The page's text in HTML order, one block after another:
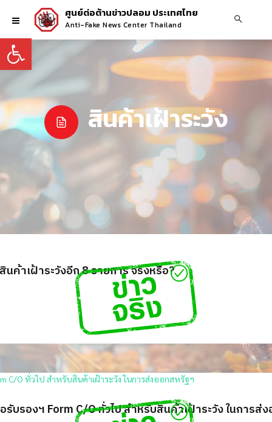
Open toolbar
ศูนย์ต่อต้านข่าวปลอม ประเทศไทย
Anti-Fake News Center Thailand
สินค้าเฝ้าระวัง
ค้าเฝ้าระวังอีก 8 รายการ จริงหรือ?
บรองฯ Form C/O ทั่วไป สำหรับสินค้าเฝ้าระวัง ในการส่